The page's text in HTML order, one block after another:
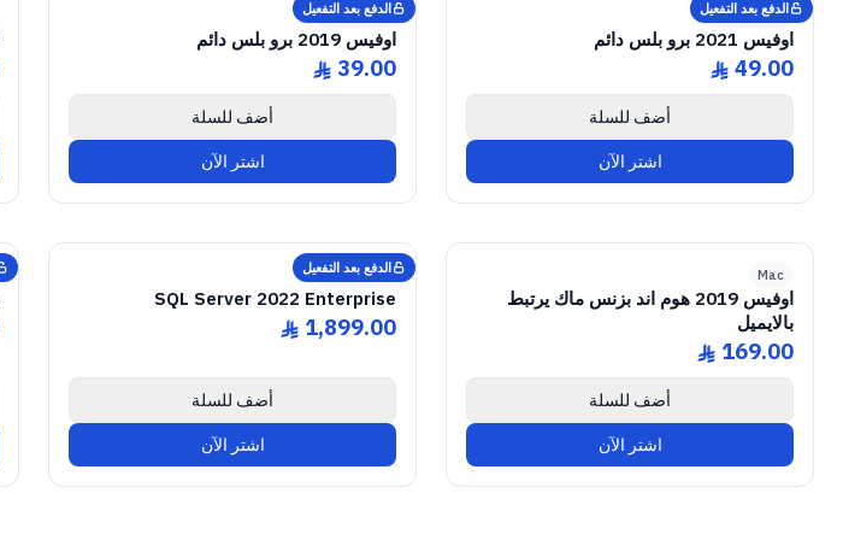
الدفع بعد التفعيل
Microsoft
اوفيس 2021 برو بلس دائم
ê 49.00
أضف للسلة
اشتر الآن
الدفع بعد التفعيل
Microsoft
اوفيس 2019 برو بلس دائم
ê 39.00
أضف للسلة
اشتر الآن
GENUINE SOFTWARE LICENSE
Office
2019 Home & Business
Mac
اوفيس 2019 هوم اند بزنس ماك يرتبط
بالايميل
ê 169.00
أضف للسلة
اشتر الآن
الدفع بعد التفعيل
GENUINE SOFTWARE LICENSE
SQL Server
2022 Enterprise
Windows • 1 Device • Lifetime
Microsoft
SQL Server 2022 Enterprise
ê 1,899.00
أضف للسلة
اشتر الآن